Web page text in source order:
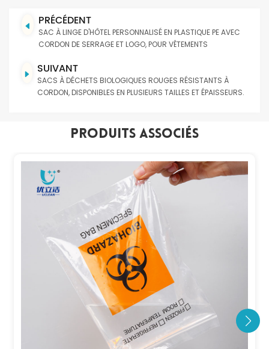
PRÉCÉDENT
SAC À LINGE D'HÔTEL PERSONNALISÉ EN PLASTIQUE PE AVEC
CORDON DE SERRAGE ET LOGO, POUR VÊTEMENTS
SUIVANT
SACS À DÉCHETS BIOLOGIQUES ROUGES RÉSISTANTS À
CORDON, DISPONIBLES EN PLUSIEURS TAILLES ET ÉPAISSEURS.
Produits Associés